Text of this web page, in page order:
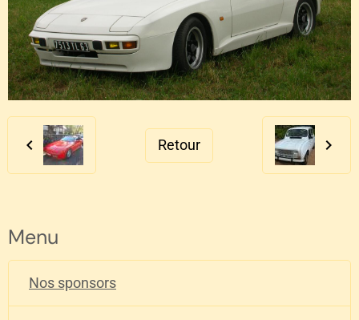
Retour
Menu
Nos sponsors